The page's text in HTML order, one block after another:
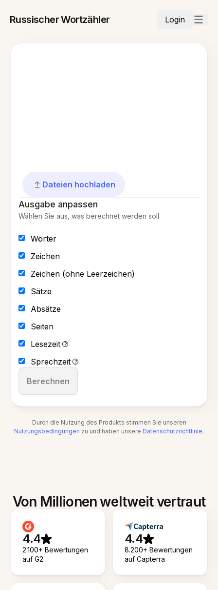
Russischer Wortzähler Login
Dateien hochladen
Ausgabe anpassen
Wählen Sie aus, was berechnet werden soll
Wörter
Zeichen
Zeichen (ohne Leerzeichen)
Sätze
Absätze
Seiten
Lesezeit
?
Sprechzeit ?
Berechnen
Durch die Nutzung des Produkts stimmen Sie unseren
Nutzungsbedingungen zu und haben unsere Datenschutzrichtlinie.
Von Millionen weltweit vertraut
4.4
2.100+ Bewertungen
auf G2
4.4
8.200+ Bewertungen
auf Capterra